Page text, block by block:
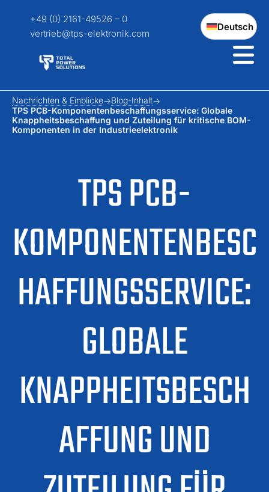
+49 (0) 2161-49526 – 0
vertrieb@tps-elektronik.com
Deutsch
TPS PCB-
KOMPONENTENBESC
HAFFUNGSSERVICE:
GLOBALE
KNAPPHEITSBESCH
AFFUNG UND
Nachrichten & Einblicke
Blog-Inhalt
TPS PCB-Komponentenbeschaffungsservice: Globale
Knappheitsbeschaffung und Zuteilung für kritische BOM-
Komponenten in der Industrieelektronik